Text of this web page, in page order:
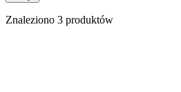
Znaleziono 3 produktów